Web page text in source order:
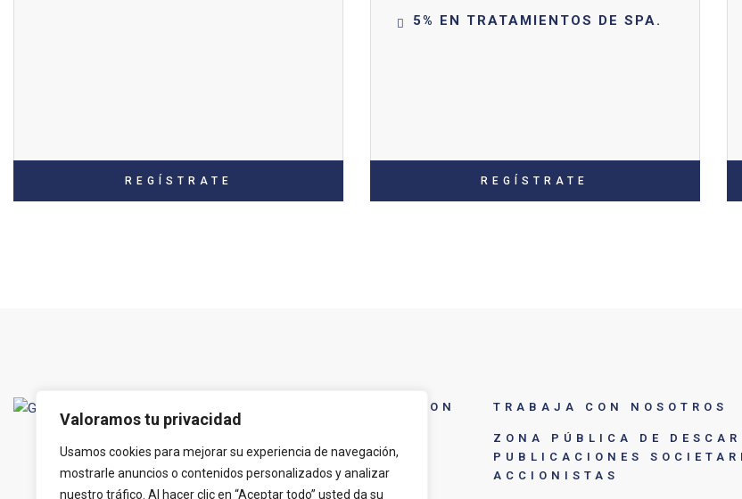
Valoramos tu privacidad
Usamos cookies para mejorar su experiencia de navegación,
mostrarle anuncios o contenidos personalizados y analizar
nuestro tráfico. Al hacer clic en “Aceptar todo” usted da su
REGÍSTRATE
5% EN TRATAMIENTOS DE SPA.
REGÍSTRATE
CONTACTA CON
RESERVA
TELEFÓNICA
TRABAJA CON NOSOTROS
ZONA PÚBLICA DE
PUBLICACIONES
ACCIONISTAS